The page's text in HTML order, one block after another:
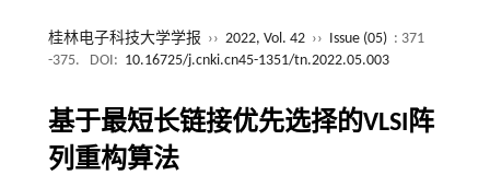
桂林电子科技大学学报 ›› 2022, Vol. 42 ›› Issue (05) : 371
-375.
DOI: 10.16725/j.cnki.cn45-1351/tn.2022.05.003
基于最短长链接优先选择的VLSI阵
列重构算法